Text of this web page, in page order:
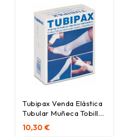
Tubipax Venda Elástica
Tubular Muñeca Tobillo
Fino
10,30 €